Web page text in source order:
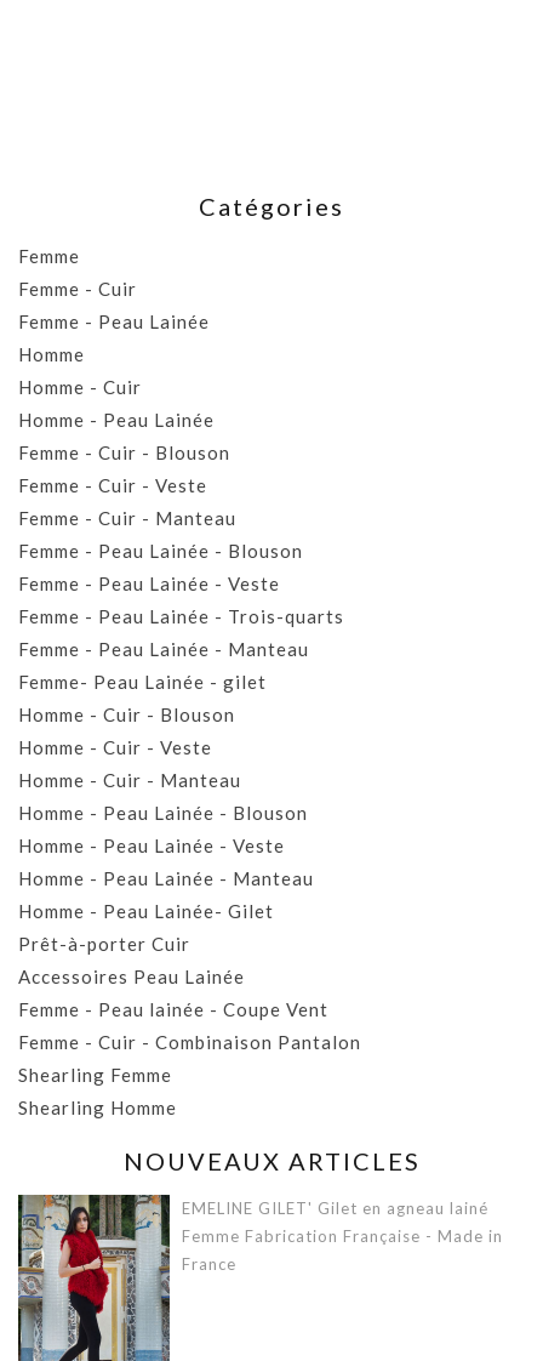
Catégories
Femme
Femme - Cuir
Femme - Peau Lainée
Homme
Homme - Cuir
Homme - Peau Lainée
Femme - Cuir - Blouson
Femme - Cuir - Veste
Femme - Cuir - Manteau
Femme - Peau Lainée - Blouson
Femme - Peau Lainée - Veste
Femme - Peau Lainée - Trois-quarts
Femme - Peau Lainée - Manteau
Femme- Peau Lainée - gilet
Homme - Cuir - Blouson
Homme - Cuir - Veste
Homme - Cuir - Manteau
Homme - Peau Lainée - Blouson
Homme - Peau Lainée - Veste
Homme - Peau Lainée - Manteau
Homme - Peau Lainée- Gilet
Prêt-à-porter Cuir
Accessoires Peau Lainée
Femme - Peau lainée - Coupe Vent
Femme - Cuir - Combinaison Pantalon
Shearling Femme
Shearling Homme
NOUVEAUX ARTICLES
EMELINE GILET' Gilet en agneau lainé
Femme Fabrication Française - Made in
France